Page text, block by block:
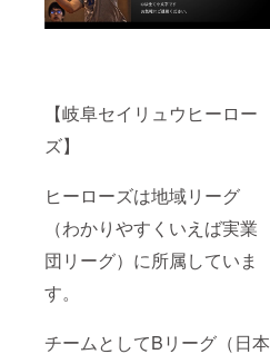
【岐阜セイリュウヒーロー
ズ】
ヒーローズは地域リーグ
（わかりやすくいえば実業
団リーグ）に所属していま
す。
チームとしてBリーグ（日本